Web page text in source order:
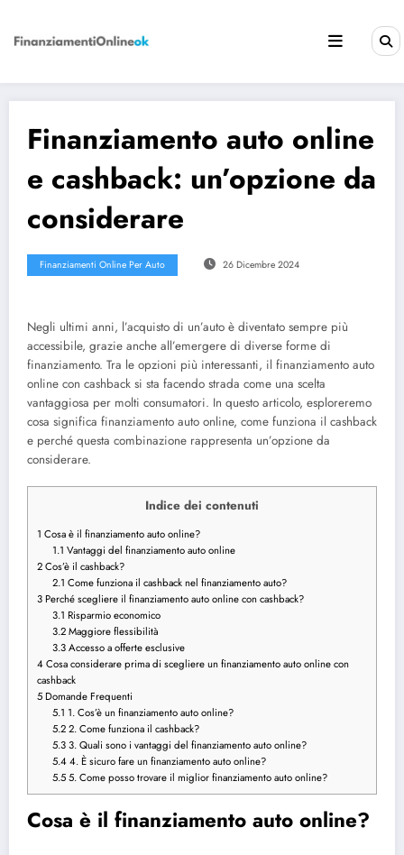
contenuto
Finanziamento auto online
e cashback: un’opzione da
considerare
Finanziamenti Online Per Auto 26 Dicembre 2024
Negli ultimi anni, l’acquisto di un’auto è diventato sempre più
accessibile, grazie anche all’emergere di diverse forme di
finanziamento. Tra le opzioni più interessanti, il finanziamento auto
online con cashback si sta facendo strada come una scelta
vantaggiosa per molti consumatori. In questo articolo, esploreremo
cosa significa finanziamento auto online, come funziona il cashback
e perché questa combinazione rappresenta un’opzione da
considerare.
Indice dei contenuti
1 Cosa è il finanziamento auto online?
1.1 Vantaggi del finanziamento auto online
2Cos’è il cashback?
2.1 Come funziona il cashback nel finanziamento auto?
3 Perché scegliere il finanziamento auto online con cashback?
3.1 Risparmio economico
3.2Maggiore flessibilità
3.3Accesso a offerte esclusive
4Cosa considerare prima di scegliere un finanziamento auto online con
cashback
5 Domande Frequenti
5.1 1. Cos’è un finanziamento auto online?
5.22. Come funziona il cashback?
5.33. Quali sono i vantaggi del finanziamento auto online?
5.44. È sicuro fare un finanziamento auto online?
5.55. Come posso trovare il miglior finanziamento auto online?
Cosa è il finanziamento auto online?